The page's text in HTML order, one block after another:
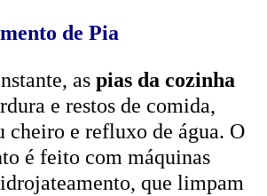
de Pia
as pias da cozinha
e restos de comida,
cheiro e refluxo de água. O
é feito com máquinas
que limpam